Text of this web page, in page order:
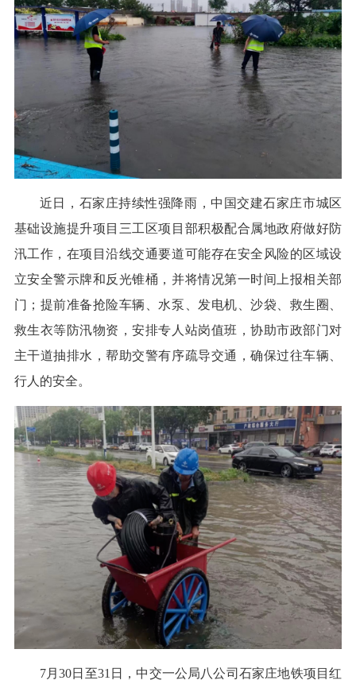
近日，石家庄持续性强降雨，中国交建石家庄市城区
基础设施提升项目三工区项目部积极配合属地政府做好防
汛工作，在项目沿线交通要道可能存在安全风险的区域设
立安全警示牌和反光锥桶，并将情况第一时间上报相关部
门；提前准备抢险车辆、水泵、发电机、沙袋、救生圈、
救生衣等防汛物资，安排专人站岗值班，协助市政部门对
主干道抽排水，帮助交警有序疏导交通，确保过往车辆、
行人的安全。
7月30日至31日，中交一公局八公司石家庄地铁项目红